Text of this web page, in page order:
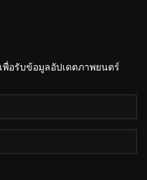
อรับข้อมูลอัปเดตภาพยนตร์